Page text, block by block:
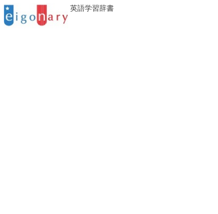
英語学習辞書